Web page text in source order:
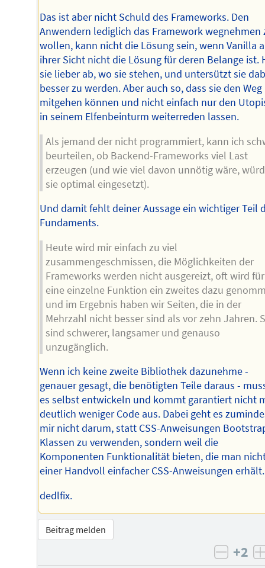
Das ist aber nicht Schuld des Frameworks. Den
Anwendern lediglich das Framework wegnehmen
wollen, kann nicht die Lösung sein, wenn Vanilla
ihrer Sicht nicht die Lösung für deren Belange ist.
sie lieber ab, wo sie stehen, und untersützt sie
besser zu werden. Aber auch so, dass sie den Weg
mitgehen können und nicht einfach nur den
in seinem Elfenbeinturm weiterreden lassen.
Als jemand der nicht programmiert, kann ich
beurteilen, ob Backend-Frameworks viel Last
erzeugen (und wie viel davon unnötig wäre,
sie optimal eingesetzt).
Und damit fehlt deiner Aussage ein wichtiger Teil
Fundaments.
Heute wird mir einfach zu viel
zusammengeschmissen, die Möglichkeiten der
Frameworks werden nicht ausgereizt, oft wird für
eine einzelne Funktion ein zweites dazu
und im Ergebnis haben wir Seiten, die in der
Mehrzahl nicht besser sind als vor zehn Jahren.
sind schwerer, langsamer und genauso
unzugänglich.
Wenn ich keine zweite Bibliothek dazunehme -
genauer gesagt, die benötigten Teile daraus -
es selbst entwickeln und kommt garantiert nicht
deutlich weniger Code aus. Dabei geht es
mir nicht darum, statt CSS-Anweisungen
Klassen zu verwenden, sondern weil die
Komponenten Funktionalität bieten, die man
einer Handvoll einfacher CSS-Anweisungen erhält.
dedlfix.
Beitrag melden
+2